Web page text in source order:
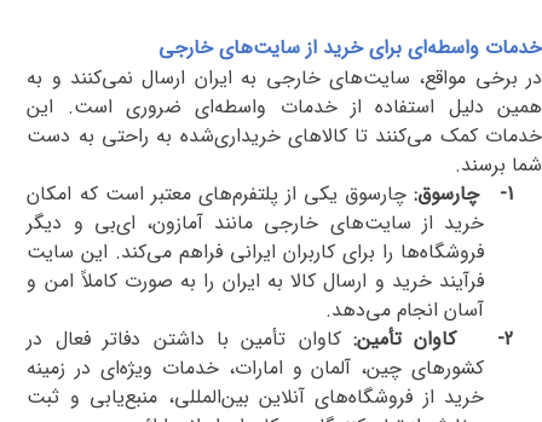
خدمات واسطه‌ای برای خرید از سایت‌های خارجی
در برخی مواقع، سایت‌های خارجی به ایران ارسال نمی‌کنند و به
همین دلیل استفاده از خدمات واسطه‌ای ضروری است. این
خدمات کمک می‌کنند تا کالاهای خریداری‌شده به راحتی به دست
شما برسند.
1-
چارسوق: چارسوق یکی از پلتفرم‌های معتبر است که امکان
خرید از سایت‌های خارجی مانند آمازون، ای‌بی و دیگر
فروشگاه‌ها را برای کاربران ایرانی فراهم می‌کند. این سایت
فرآیند خرید و ارسال کالا به ایران را به صورت کاملاً امن و
آسان انجام می‌دهد.
2-
کاوان تأمین:کاوان تأمین با داشتن دفاتر فعال در
کشورهای چین، آلمان و امارات، خدمات ویژه‌ای در زمینه
خرید از فروشگاه‌های آنلاین بین‌المللی، منبع‌یابی و ثبت